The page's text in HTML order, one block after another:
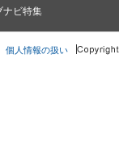
ナビ特集
個人情報の扱い